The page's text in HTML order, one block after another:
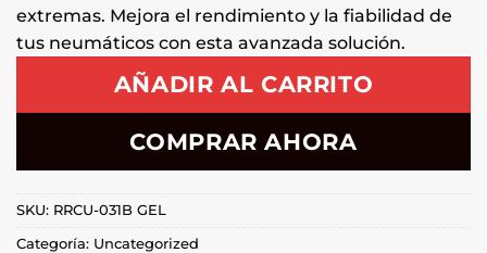
extremas. Mejora el rendimiento y la fiabilidad de
tus neumáticos con esta avanzada solución.
AÑADIR AL CARRITO
COMPRAR AHORA
SKU: RRCU-031B GEL
Categoría: Uncategorized